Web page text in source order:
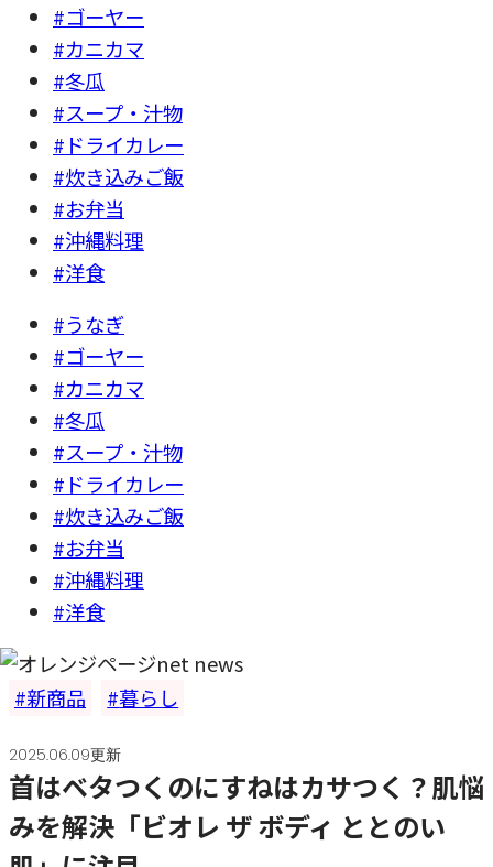
#ゴーヤー
#カニカマ
#冬瓜
#スープ・汁物
#ドライカレー
#炊き込みご飯
#お弁当
#沖縄料理
#洋食
#うなぎ
#ゴーヤー
#カニカマ
#冬瓜
#スープ・汁物
#ドライカレー
#炊き込みご飯
#お弁当
#沖縄料理
#洋食
新商品 暮らし
2025.06.09更新
首はベタつくのにすねはカサつく？肌悩
みを解決「ビオレ ザ ボディ ととのい